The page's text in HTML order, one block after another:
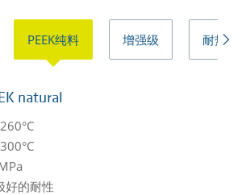
PEEK纯料 增强级 耐热级
natural
好的耐性